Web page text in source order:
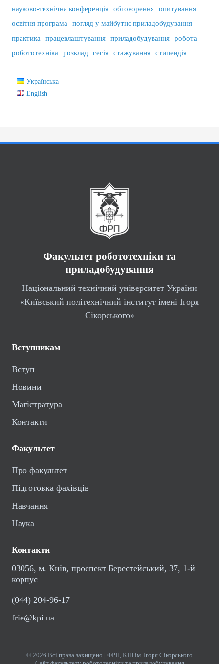
науково-технічна конференція
обговорення
опитування
освітня програма
погляд у майбутнє приладобудування
практика
працевлаштування приладобудування
робота
робототехніка
розклад сесія стажування стипендія
Українська
English
Факультет робототехніки та
приладобудування
Національний технічний університет України
«Київський політехнічний інститут імені Ігоря
Сікорського»
Вступникам
Вступ
Новини
Магістратура
Контакти
Факультет
Про факультет
Підготовка фахівців
Навчання
Наука
Контакти
03056, м. Київ, проспект Берестейський, 37, 1-й
корпус
(044) 204-96-17
frie@kpi.ua
© 2026 Всі права захищено | ФРП, КПІ ім. Ігоря Сікорського